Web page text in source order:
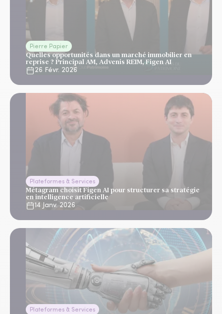
Pierre Papier
Quelles opportunités dans un marché immobilier en
reprise ? Principal AM, Advenis REIM, Figen AI
26 Févr. 2026
Plateformes & Services
Métagram choisit Figen AI pour structurer sa stratégie
en intelligence artificielle
14 Janv. 2026
Plateformes & Services